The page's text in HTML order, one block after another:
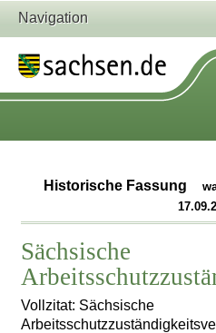
Navigation
Historische Fassung
Sächsische
Vollzitat: Sächsische